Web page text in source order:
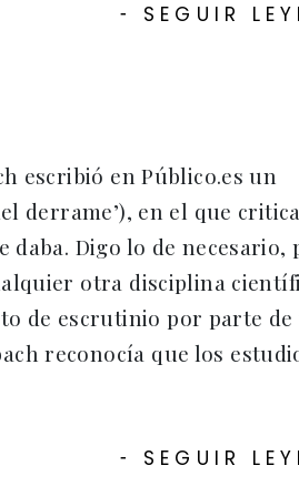
- SEGUIR
escribió en Público.es un
derrame’), en el que
daba. Digo lo de necesario,
otra disciplina
de escrutinio por parte de
reconocía que los
- SEGUIR